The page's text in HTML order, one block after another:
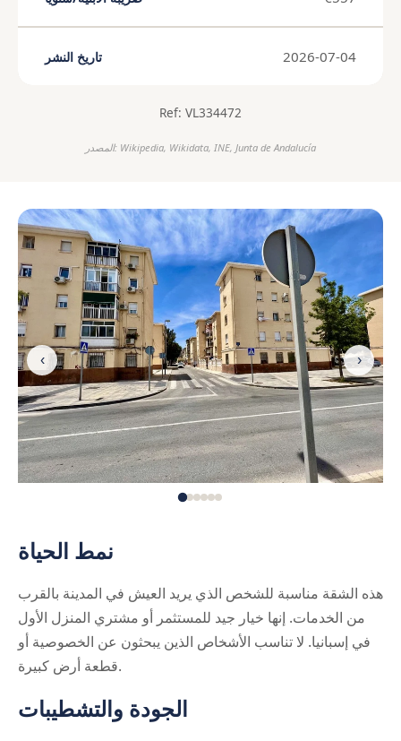
تاريخ النشر 2026-07-04
Ref: VL334472
المصدر: Wikipedia, Wikidata, INE, Junta de Andalucía
نمط الحياة
هذه الشقة مناسبة للشخص الذي يريد العيش في المدينة بالقرب
من الخدمات. إنها خيار جيد للمستثمر أو مشتري المنزل الأول
في إسبانيا. لا تناسب الأشخاص الذين يبحثون عن الخصوصية أو
قطعة أرض كبيرة.
الجودة والتشطيبات
‹ ›